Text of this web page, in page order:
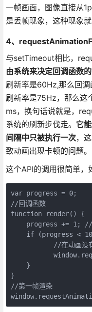
一帧画面，图像直接从
是丢帧现象，这种现象就
4、
与setTimeout相比，
由系统来决定回调函数的
刷新率是60Hz,那么回
刷新率是75Hz，那么这
ms，换句话说就是，
系统的刷新步伐走。 它
间隔中只被执行一次，
致动画出现卡顿的问题。
这个API的调用很简单，
var progress = 0;
//回调函数
function render() {
progress += 1; //
if (progress <
//在动画没
    }
}
//第一帧渲染